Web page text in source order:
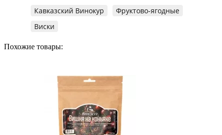
Кавказский Винокур
Фруктово-ягодные
Виски
Похожие товары: